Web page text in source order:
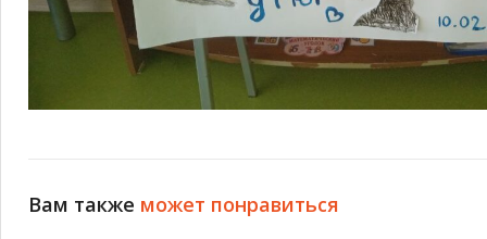
Вам также может понравиться